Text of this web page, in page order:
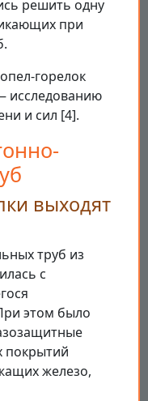
решить одну
при
горелок
исследованию
и сил [4].
выходят
труб из
с
этом было
покрытий
железо,